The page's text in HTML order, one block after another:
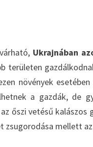
Ukrajnában
területen
növények
a gazdák, de
őszi vetésű kalászos
zsugorodása mellett